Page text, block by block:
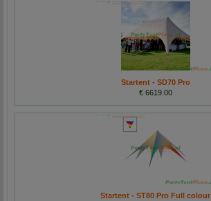
Startent - SD70 Pro
€ 6619.00
Startent - ST80 Pro Full colour